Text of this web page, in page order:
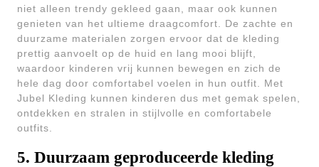
niet alleen trendy gekleed gaan, maar ook kunnen
genieten van het ultieme draagcomfort. De zachte en
duurzame materialen zorgen ervoor dat de kleding
prettig aanvoelt op de huid en lang mooi blijft,
waardoor kinderen vrij kunnen bewegen en zich de
hele dag door comfortabel voelen in hun outfit. Met
Jubel Kleding kunnen kinderen dus met gemak spelen,
ontdekken en stralen in stijlvolle en comfortabele
outfits.
5. Duurzaam geproduceerde kleding